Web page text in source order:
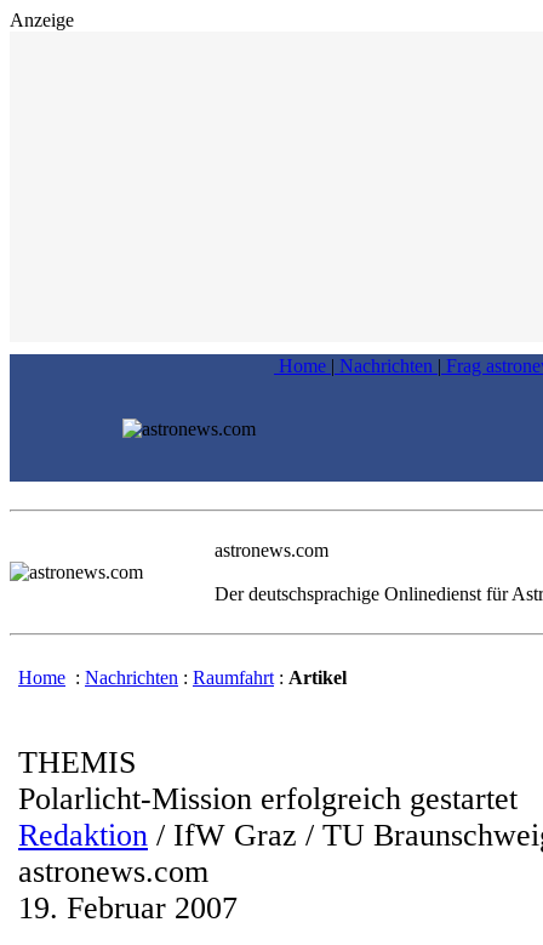
Anzeige
Home | Nachrichten | Frag
astronews.com
Der deutschsprachige Onlinedienst für
Home : Nachrichten : Raumfahrt : Artikel
THEMIS
Polarlicht-Mission erfolgreich gestartet
Redaktion / IfW Graz / TU
astronews.com
19. Februar 2007